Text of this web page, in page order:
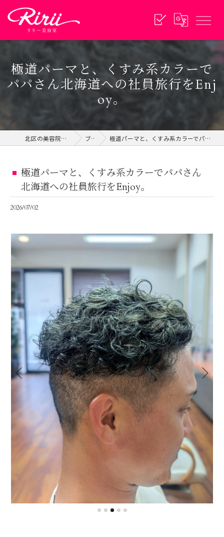
極道パーマと、くすみ系カラーで
パパさん北海道への社員旅行をEnj
oy。
北区の美容院ならリリー美容室 ブログ 極道パーマと、くすみ系カラーでパパさん北海道への社員旅行をEnjoy。
極道パーマと、くすみ系カラーでパパさん
北海道への社員旅行をEnjoy。
2026/07/02